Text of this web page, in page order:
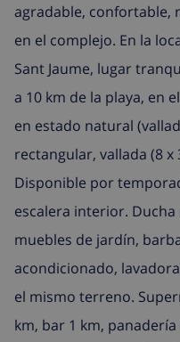
agradable, confortable,
en el complejo. En la
Sant Jaume, lugar
a 10 km de la playa, en
en estado natural
rectangular, vallada (8
Disponible por
escalera interior.
muebles de jardín,
acondicionado,
el mismo terreno.
km, bar 1 km,